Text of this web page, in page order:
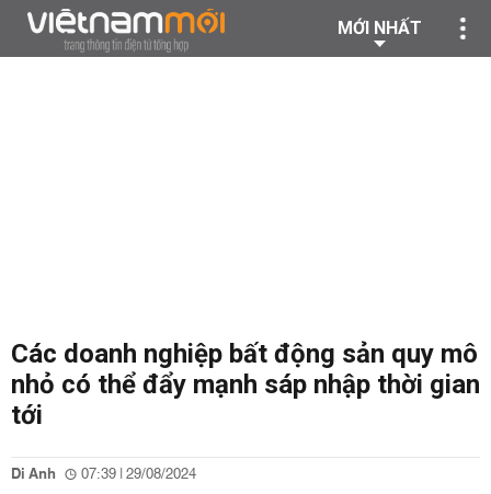
MỚI NHẤT
Các doanh nghiệp bất động sản quy mô
nhỏ có thể đẩy mạnh sáp nhập thời gian
tới
Di Anh 07:39 | 29/08/2024